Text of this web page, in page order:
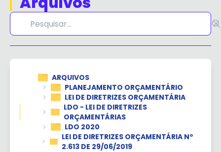
ARQUIVOS
PLANEJAMENTO ORÇAMENTÁRIO
LEI DE DIRETRIZES ORÇAMENTÁRIA
LDO - LEI DE DIRETRIZES
ORÇAMENTÁRIAS
LDO 2020
LEI DE DIRETRIZES ORÇAMENTÁRIA Nº
2.613 DE 29/06/2019